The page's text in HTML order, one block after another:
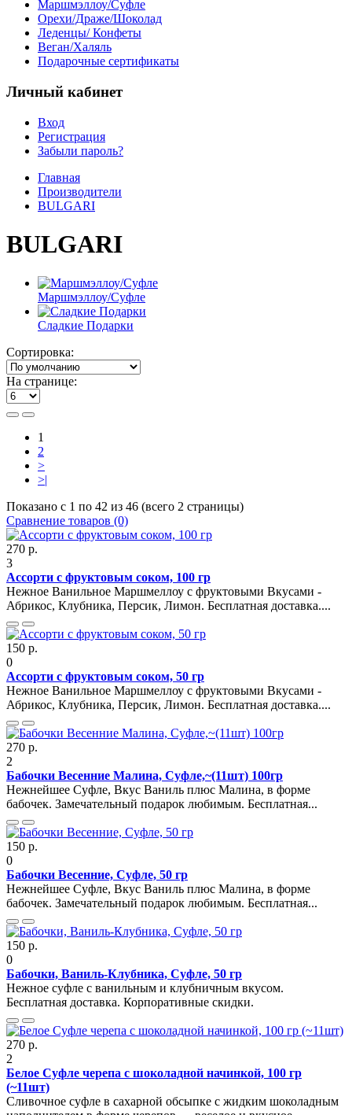
Маршмэллоу/Суфле
Орехи/Драже/Шоколад
Леденцы/ Конфеты
Веган/Халяль
Подарочные сертификаты
Личный кабинет
Вход
Регистрация
Забыли пароль?
Главная
Производители
BULGARI
BULGARI
Маршмэллоу/Суфле
Сладкие Подарки
Сортировка:
На странице:
1
2
>
>|
Показано с 1 по 42 из 46 (всего 2 страницы)
Сравнение товаров (0)
270 р.
3
Ассорти с фруктовым соком, 100 гр
Нежное Ванильное Маршмеллоу с фруктовыми Вкусами -
Абрикос, Клубника, Персик, Лимон. Бесплатная доставка....
150 р.
0
Ассорти с фруктовым соком, 50 гр
Нежное Ванильное Маршмеллоу с фруктовыми Вкусами -
Абрикос, Клубника, Персик, Лимон. Бесплатная доставка....
270 р.
2
Бабочки Весенние Малина, Суфле,~(11шт) 100гр
Нежнейшее Суфле, Вкус Ваниль плюс Малина, в форме
бабочек. Замечательный подарок любимым. Бесплатная...
150 р.
0
Бабочки Весенние, Суфле, 50 гр
Нежнейшее Суфле, Вкус Ваниль плюс Малина, в форме
бабочек. Замечательный подарок любимым. Бесплатная...
150 р.
0
Бабочки, Ваниль-Клубника, Суфле, 50 гр
Нежное суфле с ванильным и клубничным вкусом.
Бесплатная доставка. Корпоративные скидки.
270 р.
2
Белое Суфле черепа с шоколадной начинкой, 100 гр
(~11шт)
Сливочное суфле в сахарной обсыпке с жидким шоколадным